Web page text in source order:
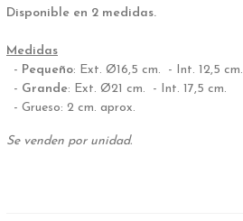
Disponible en 2 medidas.
Medidas
- Pequeño: Ext. Ø16,5 cm. - Int. 12,5 cm.
- Grande: Ext. Ø21 cm. - Int. 17,5 cm.
- Grueso: 2 cm. aprox.
Se venden por unidad.